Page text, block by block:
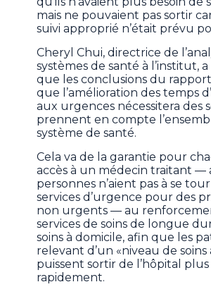
mais ne pouvaient pas sortir
suivi approprié n’était prévu
Cheryl Chui, directrice de
systèmes de santé à l’institut,
que les conclusions du
que l’amélioration des temps
aux urgences nécessitera des
prennent en compte
système de santé.
Cela va de la garantie pour
accès à un médecin traitant —
personnes n’aient pas à se
services d’urgence pour des
non urgents — au
services de soins de longue
soins à domicile, afin que les
relevant d’un «niveau de
puissent sortir de l’hôpital plus
rapidement.